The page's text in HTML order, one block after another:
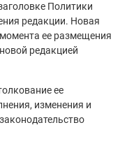
Политики
редакции. Новая
ее размещения
редакцией
ее
изменения и